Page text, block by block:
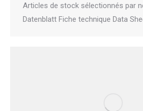
Articles de stock sélectionnés par
Datenblatt Fiche technique Data